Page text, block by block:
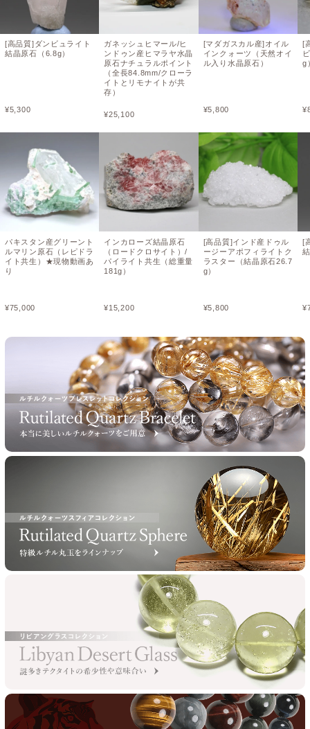
[高品質]ダンビュライト
結晶原石（6.8g）
¥5,300
パキスタン産グリーント
ルマリン原石（レピドラ
イト共生）★現物動画あ
り
¥75,000
ガネッシュヒマール/ヒ
ンドゥン産ヒマラヤ水晶
原石ナチュラルポイント
（全長84.8mm/クローラ
イトとリモナイトが共
存）
¥25,100
インカローズ結晶原石
（ロードクロサイト）/
パイライト共生（総重量
181g）
¥15,200
[マダガスカル産]オイル
インクォーツ（天然オイ
ル入り水晶原石）
¥5,800
[高品質]インド産ドゥル
ージーアポフィライトク
ラスター（結晶原石26.7
g）
¥5,800
[
g
¥
[
¥